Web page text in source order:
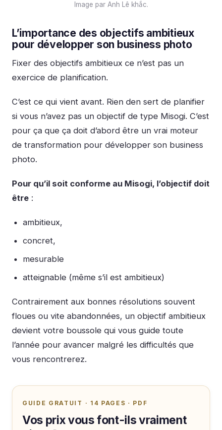
Image par Anh Lê khắc.
L’importance des objectifs ambitieux
pour développer son business photo
Fixer des objectifs ambitieux ce n’est pas un
exercice de planification.
C’est ce qui vient avant. Rien den sert de planifier
si vous n’avez pas un objectif de type Misogi. C’est
pour ça que ça doit d’abord être un vrai moteur
de transformation pour développer son business
photo.
Pour qu’il soit conforme au Misogi, l’objectif doit
être :
ambitieux,
concret,
mesurable
atteignable (même s’il est ambitieux)
Contrairement aux bonnes résolutions souvent
floues ou vite abandonnées, un objectif ambitieux
devient votre boussole qui vous guide toute
l’année pour avancer malgré les difficultés que
vous rencontrerez.
GUIDE GRATUIT · 14 PAGES · PDF
Vos prix vous font-ils vraiment